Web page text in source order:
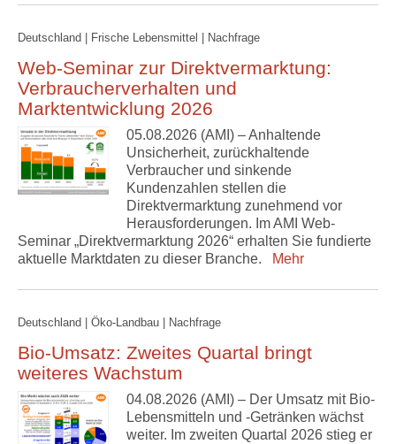
Deutschland | Frische Lebensmittel | Nachfrage
Web-Seminar zur Direktvermarktung:
Verbraucherverhalten und
Marktentwicklung 2026
05.08.2026 (AMI) – Anhaltende
Unsicherheit, zurückhaltende
Verbraucher und sinkende
Kundenzahlen stellen die
Direktvermarktung zunehmend vor
Herausforderungen. Im AMI Web-
Seminar „Direktvermarktung 2026“ erhalten Sie fundierte
aktuelle Marktdaten zu dieser Branche.
Mehr
Deutschland | Öko-Landbau | Nachfrage
Bio-Umsatz: Zweites Quartal bringt
weiteres Wachstum
04.08.2026 (AMI) – Der Umsatz mit Bio-
Lebensmitteln und -Getränken wächst
weiter. Im zweiten Quartal 2026 stieg er